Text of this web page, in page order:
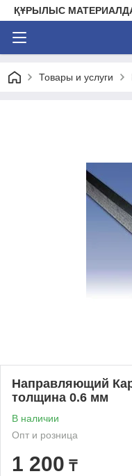
ҚҰРЫЛЫС
Товары и услуги
Направляющий
толщина 0.6 мм
В наличии
Опт и розница
1 200 ₸